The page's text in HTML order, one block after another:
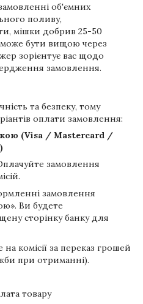
об'ємних
поливу,
мішки добрив 25-50
може бути вищою через
зорієнтує вас щодо
замовлення.
та безпеку, тому
оплати замовлення:
(Visa / Mastercard /
замовлення
замовлення
Ви будете
сторінку банку для
комісії за переказ грошей
при отриманні).
товару